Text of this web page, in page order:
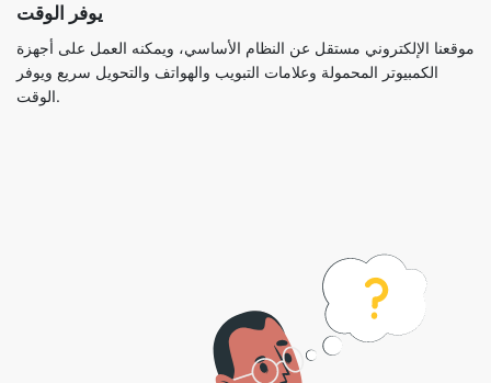
يوفر الوقت
موقعنا الإلكتروني مستقل عن النظام الأساسي، ويمكنه العمل على أجهزة
الكمبيوتر المحمولة وعلامات التبويب والهواتف والتحويل سريع ويوفر
الوقت.